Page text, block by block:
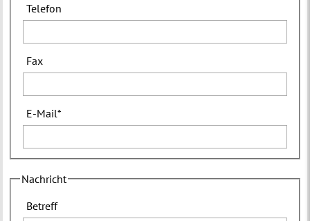
Telefon
Fax
E-Mail*
Nachricht
Betreff